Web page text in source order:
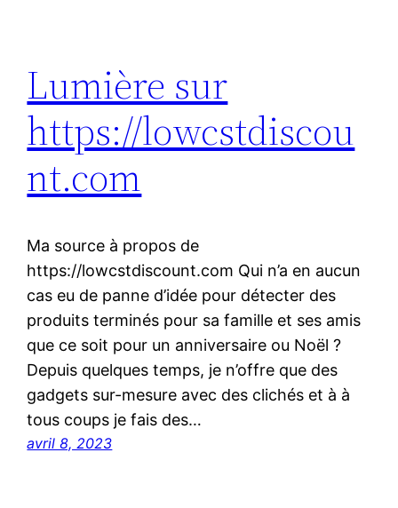
Lumière sur
https://lowcstdiscou
nt.com
Ma source à propos de
https://lowcstdiscount.com Qui n’a en aucun
cas eu de panne d’idée pour détecter des
produits terminés pour sa famille et ses amis
que ce soit pour un anniversaire ou Noël ?
Depuis quelques temps, je n’offre que des
gadgets sur-mesure avec des clichés et à à
tous coups je fais des…
avril 8, 2023